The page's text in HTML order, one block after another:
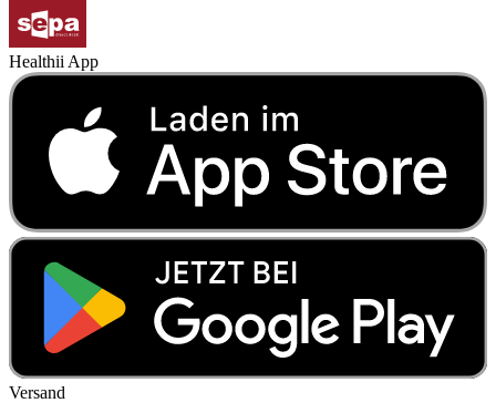
Healthii App
Versand